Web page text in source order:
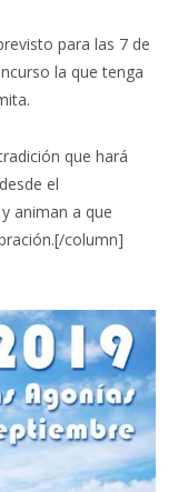
para las 7 de
la que tenga
que hará
el
animan a que
column]